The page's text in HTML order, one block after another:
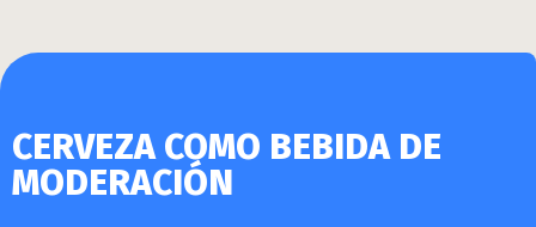
CERVEZA COMO BEBIDA DE
MODERACIÓN​